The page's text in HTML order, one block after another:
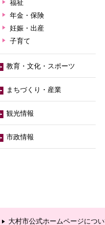
福祉
年金・保険
妊娠・出産
子育て
教育・文化・スポーツ
まちづくり・産業
観光情報
市政情報
大村市公式ホームページにつ